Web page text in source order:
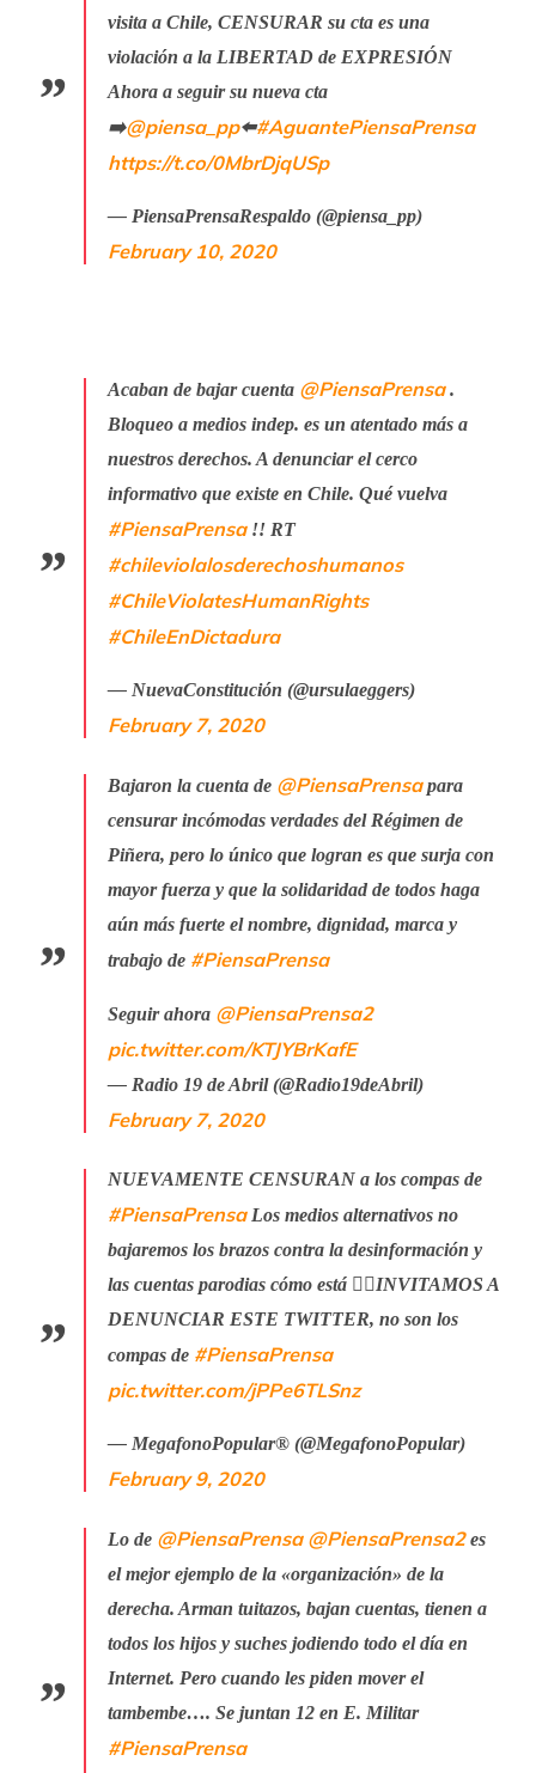
visita a Chile, CENSURAR su cta es una
violación a la LIBERTAD de EXPRESIÓN
Ahora a seguir su nueva cta
➡️@piensa_pp⬅️#AguantePiensaPrensa
https://t.co/0MbrDjqUSp
— PiensaPrensaRespaldo (@piensa_pp)
February 10, 2020
Acaban de bajar cuenta @PiensaPrensa.
Bloqueo a medios indep. es un atentado más a
nuestros derechos. A denunciar el cerco
informativo que existe en Chile. Qué vuelva
#PiensaPrensa!! RT
#chileviolalosderechoshumanos
#ChileViolatesHumanRights
#ChileEnDictadura
— NuevaConstitución (@ursulaeggers)
February 7, 2020
Bajaron la cuenta de @PiensaPrensapara
censurar incómodas verdades del Régimen de
Piñera, pero lo único que logran es que surja con
mayor fuerza y que la solidaridad de todos haga
aún más fuerte el nombre, dignidad, marca y
trabajo de #PiensaPrensa
Seguir ahora @PiensaPrensa2
pic.twitter.com/KTJYBrKafE
— Radio 19 de Abril (@Radio19deAbril)
February 7, 2020
NUEVAMENTE CENSURAN a los compas de
#PiensaPrensaLos medios alternativos no
bajaremos los brazos contra la desinformación y
las cuentas parodias cómo está 👇🏻INVITAMOS A
DENUNCIAR ESTE TWITTER, no son los
compas de #PiensaPrensa
pic.twitter.com/jPPe6TLSnz
— MegafonoPopular® (@MegafonoPopular)
February 9, 2020
Lo de @PiensaPrensa @PiensaPrensa2es
el mejor ejemplo de la «organización» de la
derecha. Arman tuitazos, bajan cuentas, tienen a
todos los hijos y suches jodiendo todo el día en
Internet. Pero cuando les piden mover el
tambembe…. Se juntan 12 en E. Militar
#PiensaPrensa